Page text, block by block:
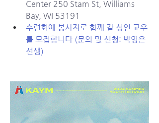
Center 250 Stam St, Williams
Bay, WI 53191
수련회에 봉사자로 함께 갈 성인 교우
를 모집합니다 (문의 및 신청: 박영은
선생)